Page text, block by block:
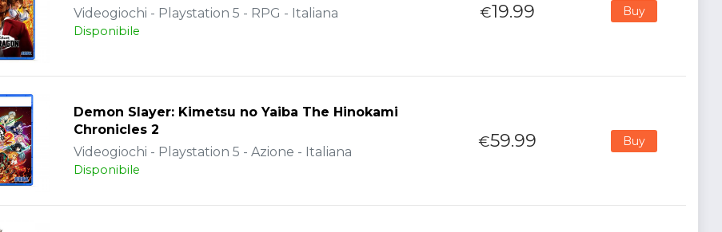
Videogiochi - Playstation 5 - RPG - Italiana
Disponibile
€19.99 Buy
Demon Slayer: Kimetsu no Yaiba The Hinokami
Chronicles 2
Videogiochi - Playstation 5 - Azione - Italiana
Disponibile
€59.99 Buy